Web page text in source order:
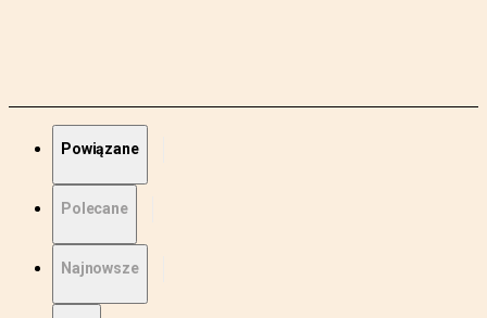
Powiązane
Polecane
Najnowsze